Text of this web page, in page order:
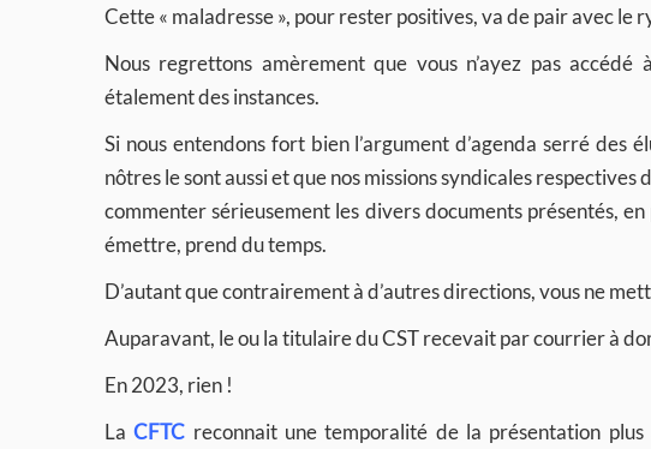
Cette « maladresse », pour rester positives, va de pair avec le
Nous regrettons amèrement que vous n’ayez pas
étalement des instances.
Si nous entendons fort bien l’argument d’agenda serré des
nôtres le sont aussi et que nos missions syndicales
commenter sérieusement les divers documents présentés,
émettre, prend du temps.
D’autant que contrairement à d’autres directions, vous ne
Auparavant, le ou la titulaire du CST recevait par courrier à
En 2023, rien !
LaCFTC reconnait une temporalité de la présentation